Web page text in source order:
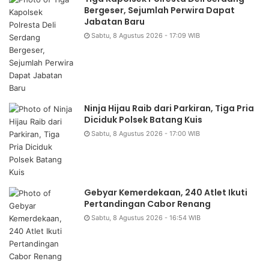
Bergeser, Sejumlah Perwira Dapat
Jabatan Baru
Sabtu, 8 Agustus 2026 - 17:09 WIB
Ninja Hijau Raib dari Parkiran, Tiga Pria
Diciduk Polsek Batang Kuis
Sabtu, 8 Agustus 2026 - 17:00 WIB
Gebyar Kemerdekaan, 240 Atlet Ikuti
Pertandingan Cabor Renang
Sabtu, 8 Agustus 2026 - 16:54 WIB